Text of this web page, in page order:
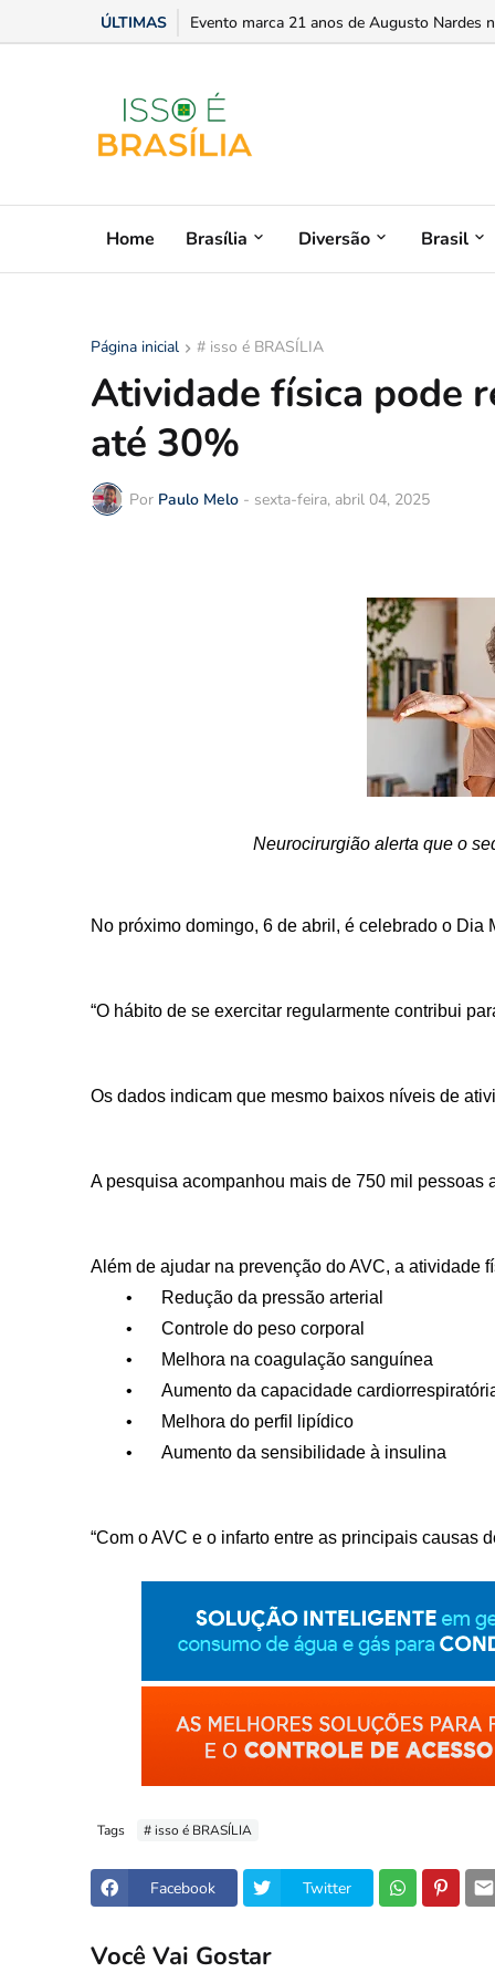
ÚLTIMAS Evento marca 21 anos de Augusto Nardes
Home Brasília Diversão Brasil
Página inicial # isso é BRASÍLIA
Atividade física pode
até 30%
Por Paulo Melo - sexta-feira, abril 04, 2025
Neurocirurgião alerta que o
No próximo domingo, 6 de abril, é celebrado o
“O hábito de se exercitar regularmente contribui
Os dados indicam que mesmo baixos níveis de
A pesquisa acompanhou mais de 750 mil pessoas
Além de ajudar na prevenção do AVC, a atividade
•
Redução da pressão arterial
•
Controle do peso corporal
•
Melhora na coagulação sanguínea
•
Aumento da capacidade
•
Melhora do perfil lipídico
•
Aumento da sensibilidade à insulina
“Com o AVC e o infarto entre as principais
Tags # isso é BRASÍLIA
Facebook Twitter
Você Vai Gostar